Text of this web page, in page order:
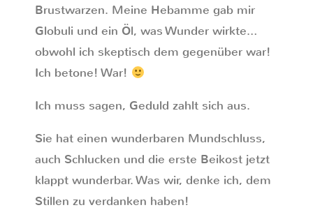
Brustwarzen. Meine Hebamme gab mir
Globuli und ein Öl, was Wunder wirkte…
obwohl ich skeptisch dem gegenüber war!
Ich betone! War!
Ich muss sagen, Geduld zahlt sich aus.
Sie hat einen wunderbaren Mundschluss,
auch Schlucken und die erste Beikost jetzt
klappt wunderbar. Was wir, denke ich, dem
Stillen zu verdanken haben!